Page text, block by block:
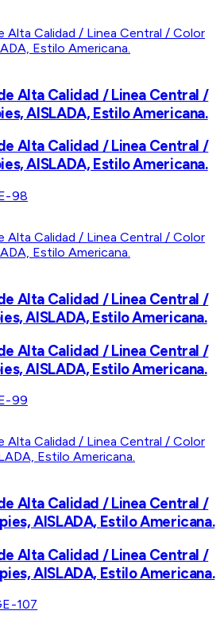
Alta Calidad / Linea Central /
AISLADA, Estilo Americana.
Alta Calidad / Linea Central /
AISLADA, Estilo Americana.
98
Alta Calidad / Linea Central /
AISLADA, Estilo Americana.
Alta Calidad / Linea Central /
AISLADA, Estilo Americana.
99
Alta Calidad / Linea Central /
AISLADA, Estilo Americana.
Alta Calidad / Linea Central /
AISLADA, Estilo Americana.
107